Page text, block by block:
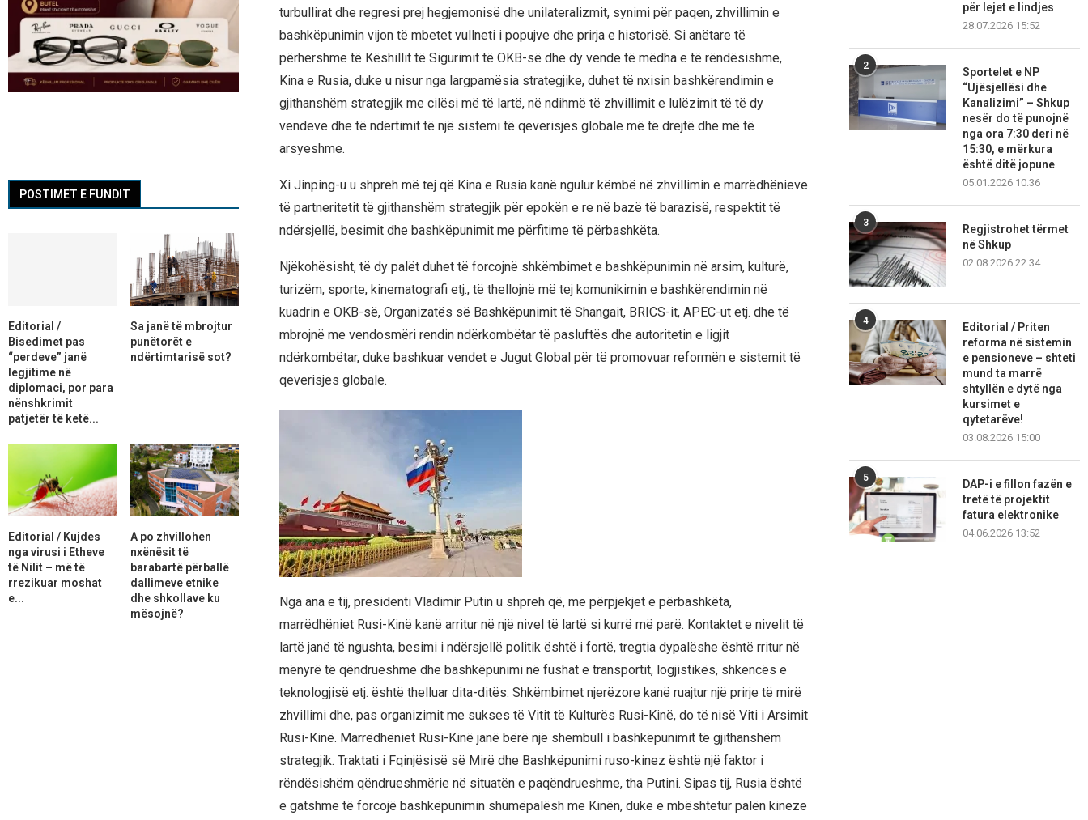
turbullirat dhe regresi prej hegjemonisë dhe unilateralizmit, synimi për paqen, zhvillimin e
bashkëpunimin vijon të mbetet vullneti i popujve dhe prirja e historisë. Si anëtare të
përhershme të Këshillit të Sigurimit të OKB-së dhe dy vende të mëdha e të rëndësishme,
Kina e Rusia, duke u nisur nga largpamësia strategjike, duhet të nxisin bashkërendimin e
gjithanshëm strategjik me cilësi më të lartë, në ndihmë të zhvillimit e lulëzimit të të dy
vendeve dhe të ndërtimit të një sistemi të qeverisjes globale më të drejtë dhe më të
arsyeshme.
Xi Jinping-u u shpreh më tej që Kina e Rusia kanë ngulur këmbë në zhvillimin e marrëdhënieve
të partneritetit të gjithanshëm strategjik për epokën e re në bazë të barazisë, respektit të
ndërsjellë, besimit dhe bashkëpunimit me përfitime të përbashkëta.
Njëkohësisht, të dy palët duhet të forcojnë shkëmbimet e bashkëpunimin në arsim, kulturë,
turizëm, sporte, kinematografi etj., të thellojnë më tej komunikimin e bashkërendimin në
kuadrin e OKB-së, Organizatës së Bashkëpunimit të Shangait, BRICS-it, APEC-ut etj. dhe të
mbrojnë me vendosmëri rendin ndërkombëtar të pasluftës dhe autoritetin e ligjit
ndërkombëtar, duke bashkuar vendet e Jugut Global për të promovuar reformën e sistemit të
qeverisjes globale.
Nga ana e tij, presidenti Vladimir Putin u shpreh që, me përpjekjet e përbashkëta,
marrëdhëniet Rusi-Kinë kanë arritur në një nivel të lartë si kurrë më parë. Kontaktet e nivelit të
lartë janë të ngushta, besimi i ndërsjellë politik është i fortë, tregtia dypalëshe është rritur në
mënyrë të qëndrueshme dhe bashkëpunimi në fushat e transportit, logjistikës, shkencës e
teknologjisë etj. është thelluar dita-ditës. Shkëmbimet njerëzore kanë ruajtur një prirje të mirë
zhvillimi dhe, pas organizimit me sukses të Vitit të Kulturës Rusi-Kinë, do të nisë Viti i Arsimit
Rusi-Kinë. Marrëdhëniet Rusi-Kinë janë bërë një shembull i bashkëpunimit të gjithanshëm
strategjik. Traktati i Fqinjësisë së Mirë dhe Bashkëpunimi ruso-kinez është një faktor i
rëndësishëm qëndrueshmërie në situatën e paqëndrueshme, tha Putini. Sipas tij, Rusia është
e gatshme të forcojë bashkëpunimin shumëpalësh me Kinën, duke e mbështetur palën kineze
për lejet e lindjes
28.07.2026 15:52
2
Sportelet e NP
“Ujësjellësi dhe
Kanalizimi” – Shkup
nesër do të punojnë
nga ora 7:30 deri në
15:30, e mërkura
është ditë jopune
05.01.2026 10:36
3
Regjistrohet tërmet
në Shkup
02.08.2026 22:34
4
Editorial / Priten
reforma në sistemin
e pensioneve – shteti
mund ta marrë
shtyllën e dytë nga
kursimet e
qytetarëve!
03.08.2026 15:00
5
DAP-i e fillon fazën e
tretë të projektit
fatura elektronike
04.06.2026 13:52
POSTIMET E FUNDIT
Editorial /
Bisedimet pas
“perdeve” janë
legjitime në
diplomaci, por para
nënshkrimit
patjetër të ketë...
Sa janë të mbrojtur
punëtorët e
ndërtimtarisë sot?
Editorial / Kujdes
nga virusi i Etheve
të Nilit – më të
rrezikuar moshat
e...
A po zhvillohen
nxënësit të
barabartë përballë
dallimeve etnike
dhe shkollave ku
mësojnë?